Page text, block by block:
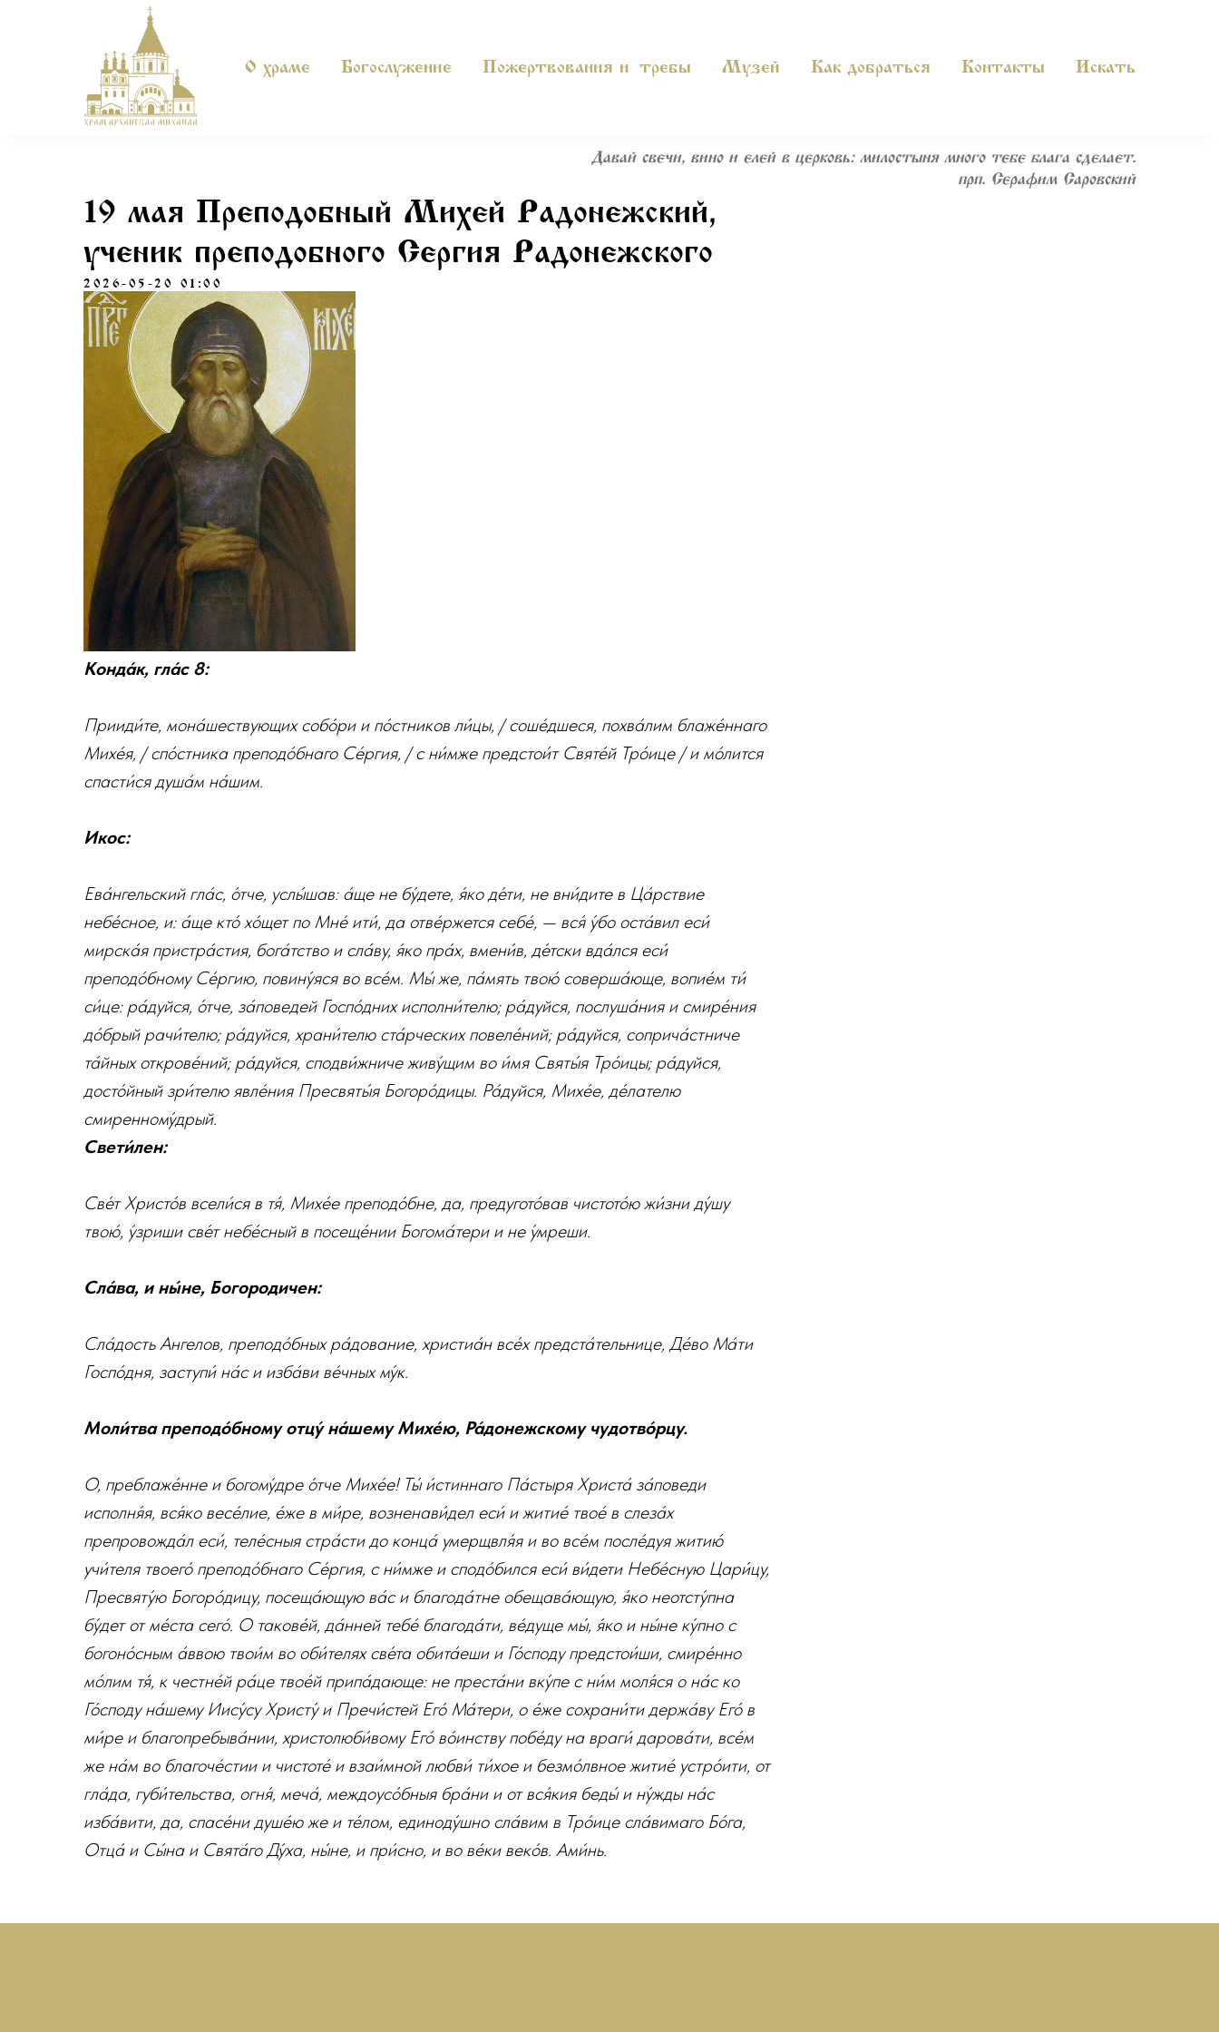
О храме Богослужение Пожертвования и требы Музей Как добраться Контакты Искать
Давай свечи, вино и елей в церковь: милостыня много тебе блага сделает».
прп. Серафим Саровский
19 мая Преподобный Михей Радонежский,
ученик преподобного Сергия Радонежского
2026-05-20 01:00
Конда́к, гла́с 8:
Прииди́те, мона́шествующих собо́ри и по́стников ли́цы, / соше́дшеся, похва́лим блаже́ннаго
Михе́я, / спо́стника преподо́бнаго Се́ргия, / с ни́мже предстои́т Святе́й Тро́ице / и мо́лится
спасти́ся душа́м на́шим.
Икос:
Ева́нгельский гла́с, о́тче, услы́шав: а́ще не бу́дете, я́ко де́ти, не вни́дите в Ца́рствие
небе́сное, и: а́ще кто́ хо́щет по Мне́ ити́, да отве́ржется себе́, — вся́ у́бо оста́вил еси́
мирска́я пристра́стия, бога́тство и сла́ву, я́ко пра́х, вмени́в, де́тски вда́лся еси́
преподо́бному Се́ргию, повину́яся во все́м. Мы́ же, па́мять твою́ соверша́юще, вопие́м ти́
си́це: ра́дуйся, о́тче, за́поведей Госпо́дних исполни́телю; ра́дуйся, послуша́ния и смире́ния
до́брый рачи́телю; ра́дуйся, храни́телю ста́рческих повеле́ний; ра́дуйся, соприча́стниче
та́йных открове́ний; ра́дуйся, сподви́жниче живу́щим во и́мя Святы́я Тро́ицы; ра́дуйся,
досто́йный зри́телю явле́ния Пресвяты́я Богоро́дицы. Ра́дуйся, Михе́е, де́лателю
смиренному́дрый.
Свети́лен:
Све́т Христо́в всели́ся в тя́, Михе́е преподо́бне, да, предугото́вав чистото́ю жи́зни ду́шу
твою́, у́зриши све́т небе́сный в посеще́нии Богома́тери и не у́мреши.
Сла́ва, и ны́не, Богородичен:
Сла́дость Ангелов, преподо́бных ра́дование, христиа́н все́х предста́тельнице, Де́во Ма́ти
Госпо́дня, заступи́ на́с и изба́ви ве́чных му́к.
Моли́тва преподо́бному отцу́ на́шему Михе́ю, Ра́донежскому чудотво́рцу.
О, преблаже́нне и богому́дре о́тче Михе́е! Ты́ и́стиннаго Па́стыря Христа́ за́поведи
исполня́я, вся́ко весе́лие, е́же в ми́ре, возненави́дел еси́ и житие́ твое́ в слеза́х
препровожда́л еси́, теле́сныя стра́сти до конца́ умерщвля́я и во все́м после́дуя житию́
учи́теля твоего́ преподо́бнаго Се́ргия, с ни́мже и сподо́бился еси́ ви́дети Небе́сную Цари́цу,
Пресвяту́ю Богоро́дицу, посеща́ющую ва́с и благода́тне обещава́ющую, я́ко неотсту́пна
бу́дет от ме́ста сего́. О такове́й, да́нней тебе́ благода́ти, ве́дуще мы́, я́ко и ны́не ку́пно с
богоно́сным а́ввою твои́м во оби́телях све́та обита́еши и Го́споду предстои́ши, смире́нно
мо́лим тя́, к честне́й ра́це твое́й припа́дающе: не преста́ни вку́пе с ни́м моля́ся о на́с ко
Го́споду на́шему Иису́су Христу́ и Пречи́стей Его́ Ма́тери, о е́же сохрани́ти держа́ву Его́ в
ми́ре и благопребыва́нии, христолюби́вому Его́ во́инству побе́ду на враги́ дарова́ти, все́м
же на́м во благоче́стии и чистоте́ и взаи́мной любви́ ти́хое и безмо́лвное житие́ устро́ити, от
гла́да, губи́тельства, огня́, меча́, междоусо́бныя бра́ни и от вся́кия беды́ и ну́жды на́с
изба́вити, да, спасе́ни душе́ю же и те́лом, единоду́шно сла́вим в Тро́ице сла́вимаго Бо́га,
Отца́ и Сы́на и Свята́го Ду́ха, ны́не, и при́сно, и во ве́ки веко́в. Ами́нь.